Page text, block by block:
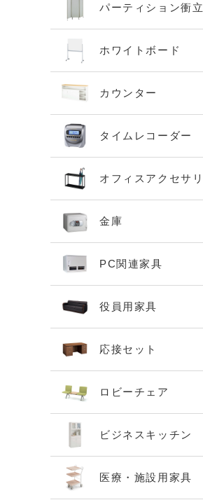
パーティション衝立
ホワイトボード
カウンター
タイムレコーダー
オフィスアクセサリ
金庫
PC関連家具
役員用家具
応接セット
ロビーチェア
ビジネスキッチン
医療・施設用家具